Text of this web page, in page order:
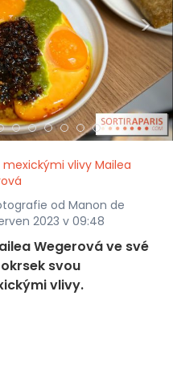
>
vlivy Mailea
od Manon de
2023 v 09:48
Wegerová ve své
svou
vlivy.